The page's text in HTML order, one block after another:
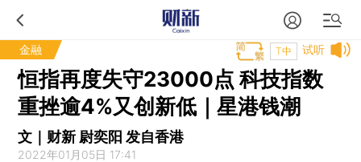
金融 试听
T中
恒指再度失守23000点 科技指数
重挫逾4%又创新低｜星港钱潮
文｜财新 尉奕阳 发自香港
2022年01月05日 17:41